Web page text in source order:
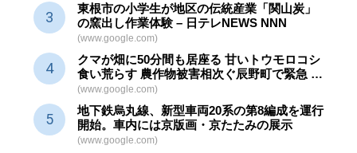
東根市の小学生が地区の伝統産業 「関山炭」
の窯出し作業体験 – 日テレNEWS NNN
(www.google.com)
クマが畑に50分間も居座る 甘いトウモロコシ
食い荒らす 農作物被害相次ぐ辰野町で緊急 …
(www.google.com)
地下鉄烏丸線、新型車両20系の第8編成を運行
開始。車内には京版画・京たたみの展示
(www.google.com)